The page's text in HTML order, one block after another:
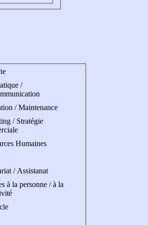
/
/ Maintenance
/ Stratégie
Humaines
/ Assistanat
à la personne / à la